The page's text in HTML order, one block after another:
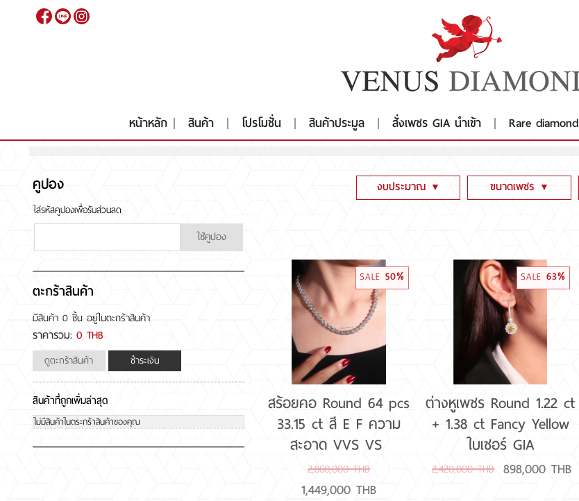
หน้าหลัก
สินค้าประมูล
สั่งเพชร GIA นำเข้า
รีวิวลูกค้า
หน้าหลัก สินค้า โปรโมชั่น สินค้าประมูล สั่งเพชร GIA นำเข้า Rare diamond
คูปอง
ใส่รหัสคูปองเพื่อรับส่วนลด
ใช้คูปอง
ตะกร้าสินค้า
มีสินค้า 0 ชิ้น อยู่ในตะกร้าสินค้า
ราคารวม: 0 THB
ดูตะกร้าสินค้า ชำระเงิน
สินค้าที่ถูกเพิ่มล่าสุด
ไม่มีสินค้าในตระกร้าสินค้าของคุณ
งบประมาณ ▼
300,001 - 600,000
600,001 - 1,999,000
2,000,000 - 3,000,000
ขนาดเพชร ▼
2CT - 2.99CT
3CT - 3.99CT
4CT - 5.99CT
6CT ขึ้นไป
SALE 50%
สร้อยคอ Round 64 pcs
33.15 ct สี E F ความ
สะอาด VVS VS
2,860,000 THB
1,449,000 THB
SALE 63%
ต่างหูเพชร Round 1.22 ct
+ 1.38 ct Fancy Yellow
ใบเซอร์ GIA
2,420,000 THB 898,000 THB